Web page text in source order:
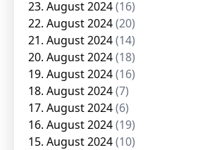
23. August 2024(16)
22. August 2024(20)
21. August 2024(14)
20. August 2024(18)
19. August 2024(16)
18. August 2024(7)
17. August 2024(6)
16. August 2024(19)
15. August 2024(10)